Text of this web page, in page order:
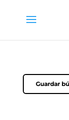
Guardar